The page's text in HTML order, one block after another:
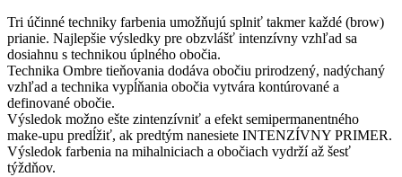
Tri účinné techniky farbenia umožňujú splniť takmer každé (brow)
prianie. Najlepšie výsledky pre obzvlášť intenzívny vzhľad sa
dosiahnu s technikou úplného obočia.
Technika Ombre tieňovania dodáva obočiu prirodzený, nadýchaný
vzhľad a technika vypĺňania obočia vytvára kontúrované a
definované obočie.
Výsledok možno ešte zintenzívniť a efekt semipermanentného
make-upu predĺžiť, ak predtým nanesiete INTENZÍVNY PRIMER.
Výsledok farbenia na mihalniciach a obočiach vydrží až šesť
týždňov.